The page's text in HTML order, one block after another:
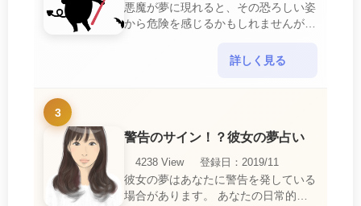
悪魔が夢に現れると、その恐ろしい姿
から危険を感じるかもしれませんが、
詳しく見る
3
警告のサイン！？彼女の夢占い
4238 View
登録日：2019/11
彼女の夢はあなたに警告を発している
場合があります。 あなたの日常的な